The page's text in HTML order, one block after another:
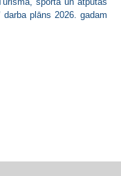
plāns 2026. gadam